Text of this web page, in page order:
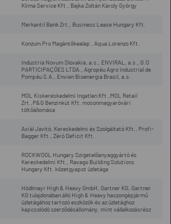
Klima Service Kft., Bajka Zoltán Károly György
Merkantil Bank Zrt., Business Lease Hungary Kft.
Konzum Pro Magántőkealap , Aqua Lorenzo Kft.
Industria Novum Slovakia, a.s., ENVIRAL, a.s., G.O
PARTICIPAÇÕES LTDA., Agropéu Agro Industrial de
Pompéu S.A., Envien Bioenergia Brasil, a.s.
MOL Kiskereskedelmi Ingatlan Kft.,MOL Retail
Zrt.,P&G Benzinkút Kft. mosonmagyaróvári
töltőállomása
Axiál Javító, Kereskedelmi és Szolgáltató Kft., Profi-
Bagger Kft., Zéró Deficit Kft.
ROCKWOOL Hungary Szigetelőanyaggyártó és
Kereskedelmi Kft., Ravago Building Solutions
Hungary Kft. kőzetgyapot üzletága
Hödlmayr High & Heavy GmbH, Gartner KG, Gartner
KG tulajdonában álló High & Heavy haszongépjármű
üzletágához tartozó eszközök és az üzletághoz
kapcsolódó szerződésállomány, mint vállalkozásrész